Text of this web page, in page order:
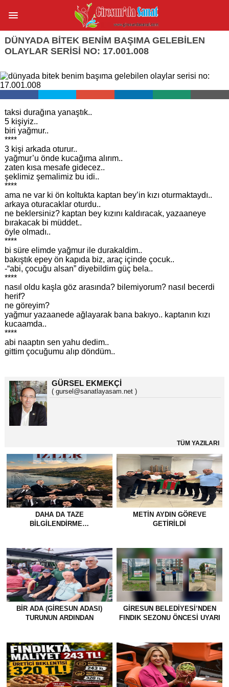
DÜNYADA BITEK BENIM BAŞIMA GELEBILEN
OLAYLAR SERISI NO: 17.001.008
taksi durağına yanaştık..
5 kişiyiz..
biri yağmur..
****
3 kişi arkada oturur..
yağmur’u önde kucağıma alırım..
zaten kısa mesafe gidecez..
şeklimiz şemalimiz bu idi..
****
ama ne var ki ön koltukta kaptan bey’in kızı oturmaktaydı..
arkaya oturacaklar oturdu..
ne beklersiniz? kaptan bey kızını kaldıracak, yazaaneye
bırakacak bi müddet..
öyle olmadı..
****
bi süre elimde yağmur ile durakaldim..
bakıştık epey ön kapıda biz, araç içinde çocuk..
-“abi, çocuğu alsan” diyebildim güç bela..
****
nasıl oldu kaşla göz arasında? bilemiyorum? nasıl becerdi
herif?
ne göreyim?
yağmur yazaanede ağlayarak bana bakıyo.. kaptanın kızı
kucaamda..
****
abi naaptın sen yahu dedim..
gittim çocuğumu alıp döndüm..
GÜRSEL EKMEKÇİ
( gursel@sanatlayasam.net )
TÜM YAZILARI
DAHA DA TAZE
BİLGİLENDİRME…
METİN AYDIN GÖREVE
GETİRİLDİ
BİR ADA (GİRESUN ADASI)
TURUNUN ARDINDAN
GİRESUN BELEDİYESİ’NDEN
FINDIK SEZONU ÖNCESİ UYARI